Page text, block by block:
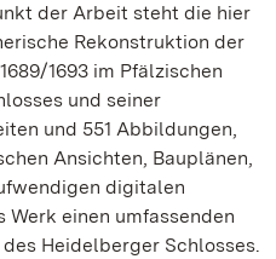
der Arbeit steht die hier
Rekonstruktion der
1693 im Pfälzischen
und seiner
und 551 Abbildungen,
Ansichten, Bauplänen,
digitalen
einen umfassenden
Heidelberger Schlosses.